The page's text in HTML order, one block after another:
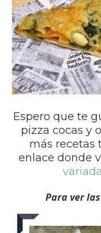
Espero que te
pizza cocas y
más recetas
enlace donde
Para ver